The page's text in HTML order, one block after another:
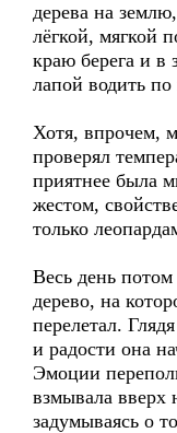
дерева на
лёгкой, мягкой
краю берега и в
лапой водить
Хотя, впрочем,
проверял
приятнее была
жестом,
только
Весь день
дерево, на
перелетал.
и радости она
Эмоции
взмывала вверх
задумываясь о